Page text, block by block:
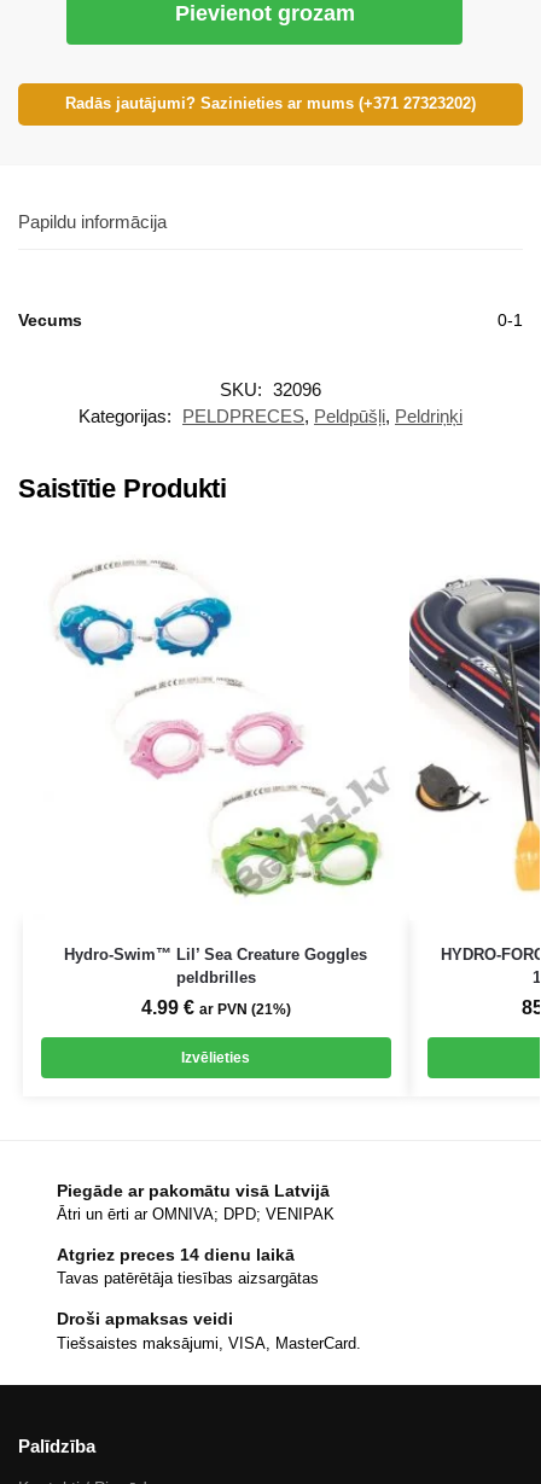
Pievienot grozam
Radās jautājumi? Sazinieties ar mums (+371 27323202)
Papildu informācija
Vecums 0-1
SKU: 32096
Kategorijas:
PELDPRECES, Peldpūšļi, Peldriņķi
Saistītie Produkti
Hydro-Swim™ Lil’ Sea Creature Goggles
peldbrilles
4.99 € ar PVN (21%)
Izvēlieties
HYDRO-
Piegāde ar pakomātu visā Latvijā
Ātri un ērti ar OMNIVA; DPD; VENIPAK
Atgriez preces 14 dienu laikā
Tavas patērētāja tiesības aizsargātas
Droši apmaksas veidi
Tiešsaistes maksājumi, VISA, MasterCard.
Palīdzība